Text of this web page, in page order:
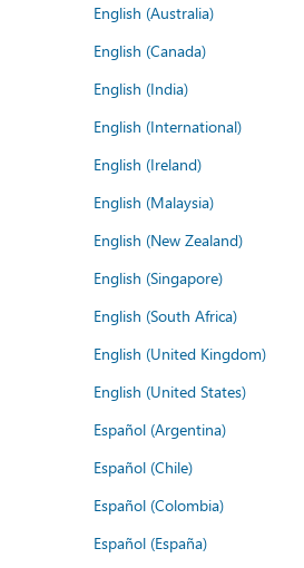
English (Australia)
English (Canada)
English (India)
English (International)
English (Ireland)
English (Malaysia)
English (New Zealand)
English (Singapore)
English (South Africa)
English (United Kingdom)
English (United States)
Español (Argentina)
Español (Chile)
Español (Colombia)
Español (España)